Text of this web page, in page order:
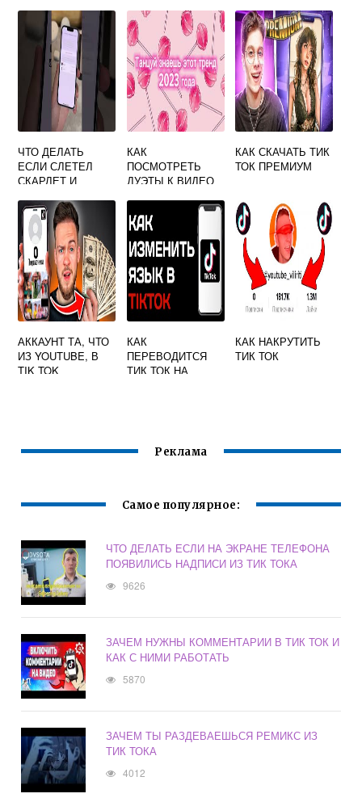
ЧТО ДЕЛАТЬ
ЕСЛИ СЛЕТЕЛ
СКАРЛЕТ И
НА АЙФОНЕ
КАК
ПОСМОТРЕТЬ
ДУЭТЫ К ВИДЕО
КАК СКАЧАТЬ ТИК
ТОК ПРЕМИУМ
АККАУНТ ТА, ЧТО
ИЗ YOUTUBE, В
TIK TOK
КАК
ПЕРЕВОДИТСЯ
ТИК ТОК НА
КАК НАКРУТИТЬ
ТИК ТОК
Реклама
Самое популярное:
ЧТО ДЕЛАТЬ ЕСЛИ НА ЭКРАНЕ ТЕЛЕФОНА
ПОЯВИЛИСЬ НАДПИСИ ИЗ ТИК ТОКА
9626
ЗАЧЕМ НУЖНЫ КОММЕНТАРИИ В ТИК ТОК И
КАК С НИМИ РАБОТАТЬ
5870
ЗАЧЕМ ТЫ РАЗДЕВАЕШЬСЯ РЕМИКС ИЗ
ТИК ТОКА
4012